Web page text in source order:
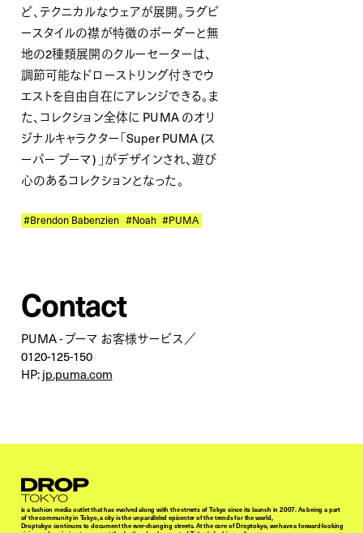
ど、テクニカルなウェアが展開。ラグビ
ースタイルの襟が特徴のボーダーと無
地の2種類展開のクルーセーターは、
調節可能なドローストリング付きでウ
エストを自由自在にアレンジできる。ま
た、コレクション全体に PUMA のオリ
ジナルキャラクター「Super PUMA (ス
ーパー プーマ) 」がデザインされ、遊び
心のあるコレクションとなった。
#Brendon Babenzien #Noah #PUMA
Contact
PUMA - プーマ お客様サービス／
0120-125-150
HP: jp.puma.com
Droptokyo
is a fashion media outlet that has evolved along with the streets of Tokyo since its launch in 2007. As being a part
of the community in Tokyo, a city is the unparalleled epicenter of the trends for the world,
Droptokyo continues to document the ever-changing streets. At the core of Droptokyo, we have a forward-looking